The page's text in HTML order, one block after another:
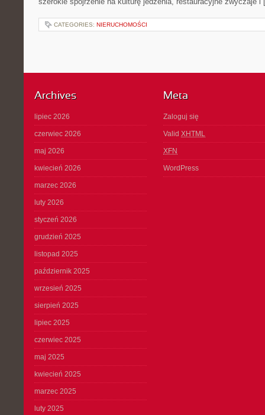
CATEGORIES: NIERUCHOMOŚCI
Archives
lipiec 2026
czerwiec 2026
maj 2026
kwiecień 2026
marzec 2026
luty 2026
styczeń 2026
grudzień 2025
listopad 2025
październik 2025
wrzesień 2025
sierpień 2025
lipiec 2025
czerwiec 2025
maj 2025
kwiecień 2025
marzec 2025
luty 2025
Meta
Zaloguj się
Valid XHTML
XFN
WordPress